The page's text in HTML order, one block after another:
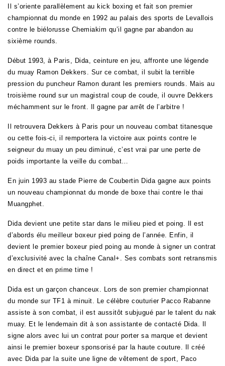
Il s’oriente parallèlement au kick boxing et fait son premier
championnat du monde en 1992 au palais des sports de Levallois
contre le biélorusse Chemiakim qu’il gagne par abandon au
sixième rounds.
Début 1993, à Paris, Dida, ceinture en jeu, affronte une légende
du muay Ramon Dekkers. Sur ce combat, il subit la terrible
pression du puncheur Ramon durant les premiers rounds. Mais au
troisième round sur un magistral coup de coude, il ouvre Dekkers
méchamment sur le front. Il gagne par arrêt de l’arbitre !
Il retrouvera Dekkers à Paris pour un nouveau combat titanesque
ou cette fois-ci, il remportera la victoire aux points contre le
seigneur du muay un peu diminué, c’est vrai par une perte de
poids importante la veille du combat…
En juin 1993 au stade Pierre de Coubertin Dida gagne aux points
un nouveau championnat du monde de boxe thai contre le thai
Muangphet.
Dida devient une petite star dans le milieu pied et poing. Il est
d’abords élu meilleur boxeur pied poing de l’année. Enfin, il
devient le premier boxeur pied poing au monde à signer un contrat
d’exclusivité avec la chaîne Canal+. Ses combats sont retransmis
en direct et en prime time !
Dida est un garçon chanceux. Lors de son premier championnat
du monde sur TF1 à minuit. Le célèbre couturier Pacco Rabanne
assiste à son combat, il est aussitôt subjugué par le talent du nak
muay. Et le lendemain dit à son assistante de contacté Dida. Il
signe alors avec lui un contrat pour porter sa marque et devient
ainsi le premier boxeur sponsorisé par la haute couture. Il créé
avec Dida par la suite une ligne de vêtement de sport, Paco